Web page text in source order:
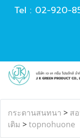
Tel : 02-920-
กระดานสนทนา > ส
เติม >topnohuone